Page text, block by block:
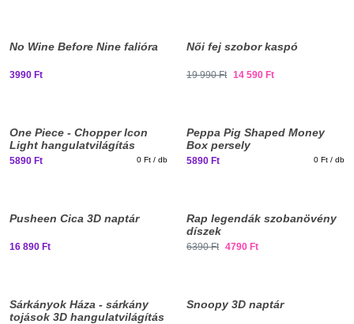
No Wine Before Nine falióra
3990 Ft
Női fej szobor kaspó
19 990 Ft 14 590 Ft
One Piece - Chopper Icon
Light hangulatvilágítás
5890 Ft 0 Ft / db
Peppa Pig Shaped Money
Box persely
5890 Ft 0 Ft / db
Pusheen Cica 3D naptár
16 890 Ft
Rap legendák szobanövény
díszek
6390 Ft 4790 Ft
Sárkányok Háza - sárkány
tojások 3D hangulatvilágítás
Snoopy 3D naptár